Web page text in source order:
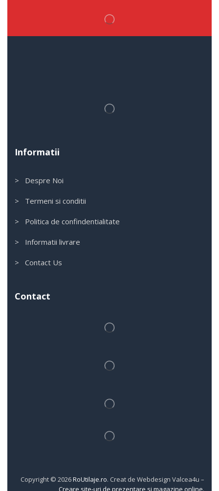
Informatii
> Despre Noi
> Termeni si conditii
> Politica de confindentialitate
> Informatii livrare
> Contact Us
Contact
Copyright © 2026RoUtilaje.ro. Creat de Webdesign Valcea4u –
Creare site-uri de prezentare si magazine online.